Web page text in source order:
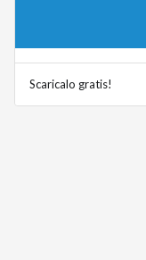
Scaricalo gratis!